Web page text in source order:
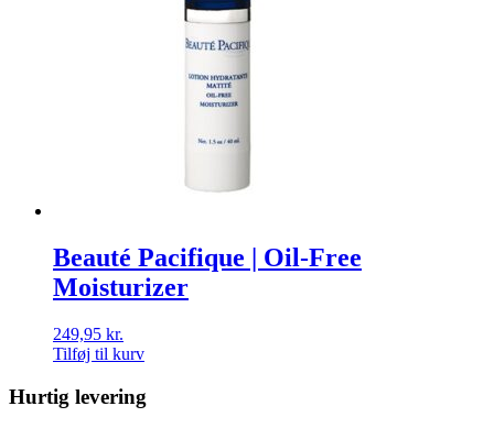
Beauté Pacifique | Oil-Free
Moisturizer
249,95 kr.
Tilføj til kurv
Hurtig levering